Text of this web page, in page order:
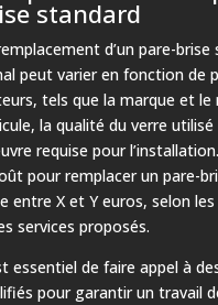
standard
d’un pare-brise
peut varier en fonction de
tels que la marque et le
la qualité du verre
requise pour
pour remplacer un pare-
entre X et Y euros, selon
services proposés.
essentiel de faire appel à
pour garantir un travail